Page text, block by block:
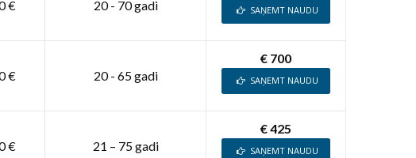
€ 20 - 70 gadi SAŅEMT NAUDU
€ 20 - 65 gadi
€ 700
SAŅEMT NAUDU
€ 21 – 75 gadi
€ 425
SAŅEMT NAUDU